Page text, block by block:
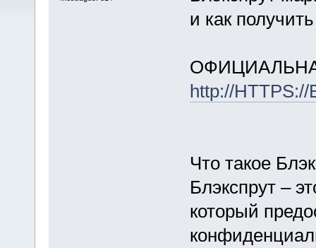
и как
http://HTTPS://
Что такое
Блэкспрут –
который